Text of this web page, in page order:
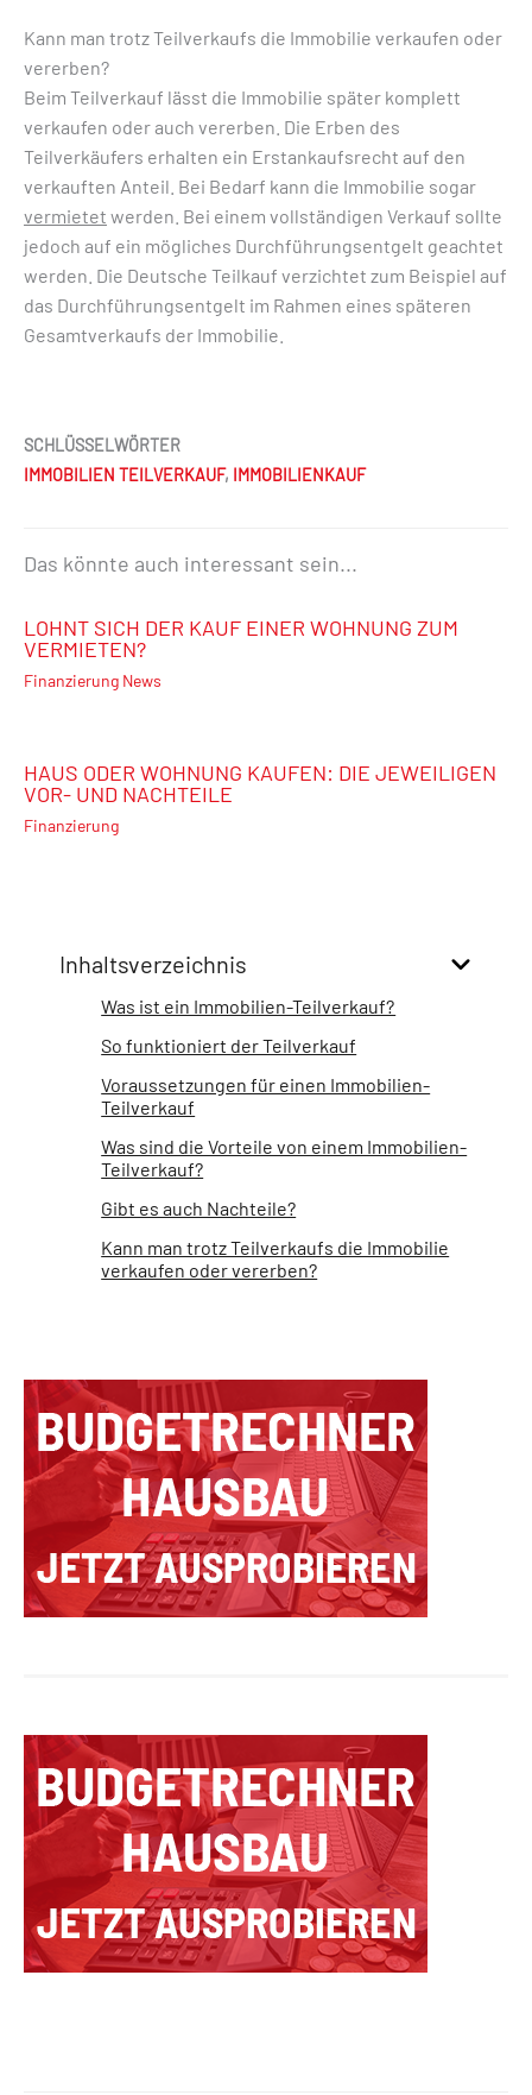
Kann man trotz Teilverkaufs die Immobilie verkaufen oder
vererben?
Beim Teilverkauf lässt die Immobilie später komplett
verkaufen oder auch vererben. Die Erben des
Teilverkäufers erhalten ein Erstankaufsrecht auf den
verkauften Anteil. Bei Bedarf kann die Immobilie sogar
vermietet werden. Bei einem vollständigen Verkauf sollte
jedoch auf ein mögliches Durchführungsentgelt geachtet
werden. Die Deutsche Teilkauf verzichtet zum Beispiel auf
das Durchführungsentgelt im Rahmen eines späteren
Gesamtverkaufs der Immobilie.
SCHLÜSSELWÖRTER
IMMOBILIEN TEILVERKAUF, IMMOBILIENKAUF
Das könnte auch interessant sein...
LOHNT SICH DER KAUF EINER WOHNUNG ZUM
VERMIETEN?
Finanzierung News
HAUS ODER WOHNUNG KAUFEN: DIE JEWEILIGEN
VOR- UND NACHTEILE
Finanzierung
Inhaltsverzeichnis
Was ist ein Immobilien-Teilverkauf?
So funktioniert der Teilverkauf
Voraussetzungen für einen Immobilien-
Teilverkauf
Was sind die Vorteile von einem Immobilien-
Teilverkauf?
Gibt es auch Nachteile?
Kann man trotz Teilverkaufs die Immobilie
verkaufen oder vererben?